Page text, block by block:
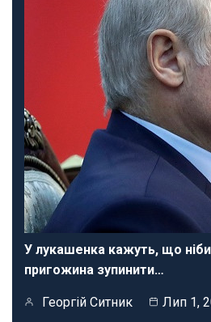
У лукашенка кажуть, що
пригожина зупинити…
Георгій Ситник Лип 1,